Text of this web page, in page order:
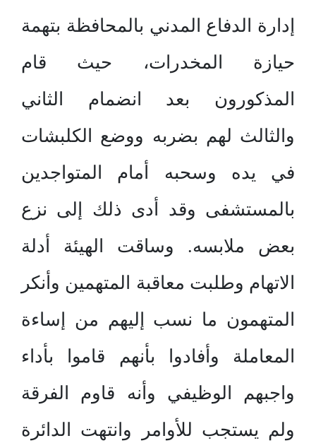
إدارة الدفاع المدني بالمحافظة بتهمة
حيازة المخدرات، حيث قام
المذكورون بعد انضمام الثاني
والثالث لهم بضربه ووضع الكلبشات
في يده وسحبه أمام المتواجدين
بالمستشفى وقد أدى ذلك إلى نزع
بعض ملابسه. وساقت الهيئة أدلة
الاتهام وطلبت معاقبة المتهمين وأنكر
المتهمون ما نسب إليهم من إساءة
المعاملة وأفادوا بأنهم قاموا بأداء
واجبهم الوظيفي وأنه قاوم الفرقة
ولم يستجب للأوامر وانتهت الدائرة